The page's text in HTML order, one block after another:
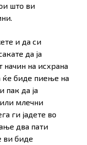
што ви
и да си
да ја
начин на исхрана
ќе биде пиење на
пак да ја
млечни
ги јадете во
два пати
ви биде